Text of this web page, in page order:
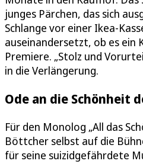
junges Pärchen, das sich
Schlange vor einer Ikea-
auseinandersetzt, ob es ein
Premiere. „Stolz und
in die Verlängerung.
Ode an die Schönheit
Für den Monolog „All das
Böttcher selbst auf die
für seine suizidgefährdete